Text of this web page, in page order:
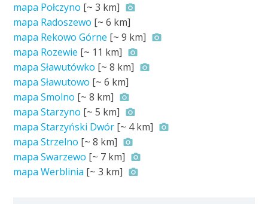
mapa Połczyno [~3 km]
mapa Radoszewo [~6 km]
mapa Rekowo Górne [~9 km]
mapa Rozewie [~ 11 km]
mapa Sławutówko [~8 km]
mapa Sławutowo [~6 km]
mapa Smolno [~8 km]
mapa Starzyno [~5 km]
mapa Starzyński Dwór [~ 4 km]
mapa Strzelno [~8 km]
mapa Swarzewo [~ 7 km]
mapa Werblinia [~3 km]